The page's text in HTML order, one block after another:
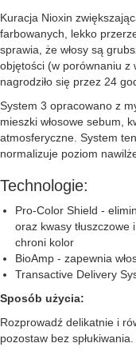
Kuracja Nioxin
farbowanych, lekko
sprawia, że włosy są
objętości (w porównaniu z
nagrodziło się przez 24
System 3 opracowano z
mieszki włosowe sebum,
atmosferyczne. System
normalizuje poziom
Technologie:
Pro-Color Shield -
oraz kwasy
chroni kolor
BioAmp - zapewnia
Transactive Delivery
Sposób użycia:
Rozprowadź delikatnie i
pozostaw bez spłukiwania.